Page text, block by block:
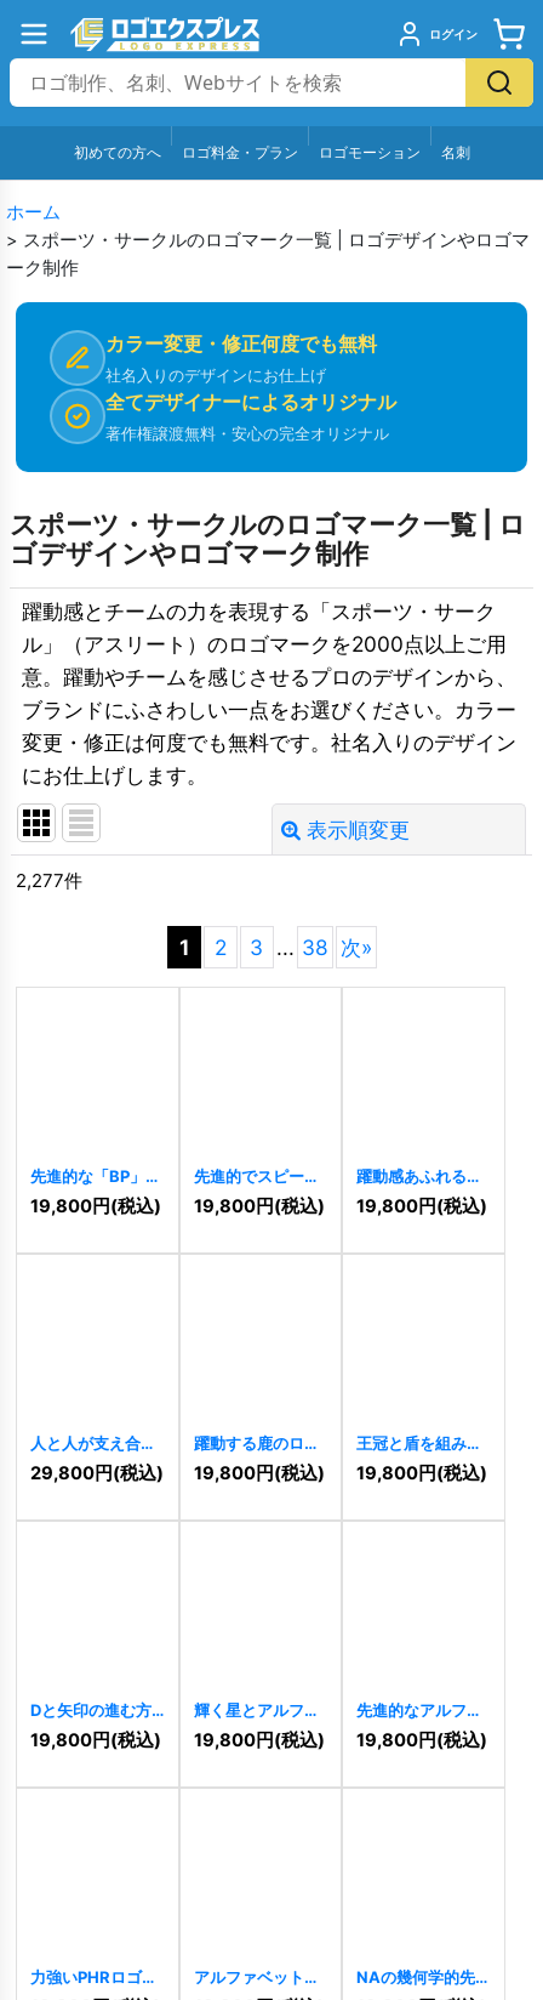
ログイン
初めての方へ ロゴ料金・プラン ロゴモーション 名刺
ホーム
> スポーツ・サークルのロゴマーク一覧 | ロゴデザインやロゴマ
ーク制作
カラー変更・修正何度でも無料
社名入りのデザインにお仕上げ
全てデザイナーによるオリジナル
著作権譲渡無料・安心の完全オリジナル
スポーツ・サークルのロゴマーク一覧 | ロ
ゴデザインやロゴマーク制作
躍動感とチームの力を表現する「スポーツ・サーク
ル」（アスリート）のロゴマークを2000点以上ご用
意。躍動やチームを感じさせるプロのデザインから、
ブランドにふさわしい一点をお選びください。カラー
変更・修正は何度でも無料です。社名入りのデザイン
にお仕上げします。
表示順変更
絞り込む
2,277件
1 2 3 ... 38 次»
先進的な「BP」の
スタイリッシュな
ロゴ 11484]
19,800円(税込)
先進的でスピード
感のある「B」の
ロゴ 11482]
19,800円(税込)
躍動感あふれる人
と軌道の先進的ロ
ゴ [ 11417 ]
19,800円(税込)
人と人が支え合う
「AT」のコミュニ
ティロゴ [ 11408]
29,800円(税込)
躍動する鹿のロゴ
[11397]
19,800円(税込)
王冠と盾を組み合
わせた「BN」の威
厳あるロゴ
19,800円(税込)
Dと矢印の進む方
向を示すロゴ
11394 ]
19,800円(税込)
輝く星とアルファ
ベット「S」のス
タイリッシュなロ
19,800円(税込)
先進的なアルファ
ベット「HR」のロ
ゴ [ 11378 ]
19,800円(税込)
力強いPHRロゴ
アルファベット
NAの幾何学的先